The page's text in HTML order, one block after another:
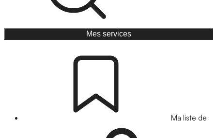
Mes services
Ma liste de